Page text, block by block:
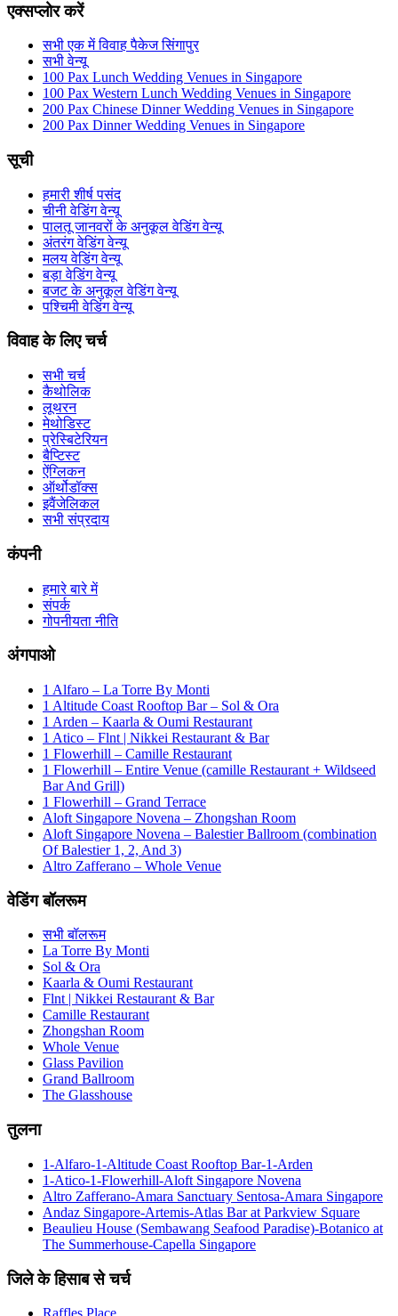
एक्सप्लोर करें
सभी एक में विवाह पैकेज सिंगापुर
सभी वेन्यू
100 Pax Lunch Wedding Venues in Singapore
100 Pax Western Lunch Wedding Venues in Singapore
200 Pax Chinese Dinner Wedding Venues in Singapore
200 Pax Dinner Wedding Venues in Singapore
सूची
हमारी शीर्ष पसंद
चीनी वेडिंग वेन्यू
पालतू जानवरों के अनुकूल वेडिंग वेन्यू
अंतरंग वेडिंग वेन्यू
मलय वेडिंग वेन्यू
बड़ा वेडिंग वेन्यू
बजट के अनुकूल वेडिंग वेन्यू
पश्चिमी वेडिंग वेन्यू
विवाह के लिए चर्च
सभी चर्च
कैथोलिक
लूथरन
मेथोडिस्ट
प्रेस्बिटेरियन
बैप्टिस्ट
ऐंग्लिकन
ऑर्थोडॉक्स
इवैंजेलिकल
सभी संप्रदाय
कंपनी
हमारे बारे में
संपर्क
गोपनीयता नीति
अंगपाओ
1 Alfaro – La Torre By Monti
1 Altitude Coast Rooftop Bar – Sol & Ora
1 Arden – Kaarla & Oumi Restaurant
1 Atico – Flnt | Nikkei Restaurant & Bar
1 Flowerhill – Camille Restaurant
1 Flowerhill – Entire Venue (camille Restaurant + Wildseed
Bar And Grill)
1 Flowerhill – Grand Terrace
Aloft Singapore Novena – Zhongshan Room
Aloft Singapore Novena – Balestier Ballroom (combination
Of Balestier 1, 2, And 3)
Altro Zafferano – Whole Venue
वेडिंग बॉलरूम
सभी बॉलरूम
La Torre By Monti
Sol & Ora
Kaarla & Oumi Restaurant
Flnt | Nikkei Restaurant & Bar
Camille Restaurant
Zhongshan Room
Whole Venue
Glass Pavilion
Grand Ballroom
The Glasshouse
तुलना
1-Alfaro-1-Altitude Coast Rooftop Bar-1-Arden
1-Atico-1-Flowerhill-Aloft Singapore Novena
Altro Zafferano-Amara Sanctuary Sentosa-Amara Singapore
Andaz Singapore-Artemis-Atlas Bar at Parkview Square
Beaulieu House (Sembawang Seafood Paradise)-Botanico at
The Summerhouse-Capella Singapore
जिले के हिसाब से चर्च